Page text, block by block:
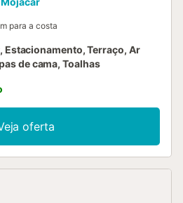
para a costa
Estacionamento, Terraço, Ar
de cama, Toalhas
oferta